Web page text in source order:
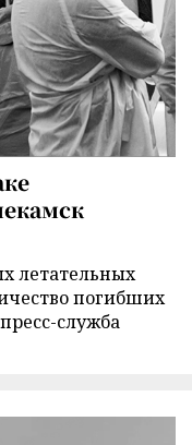
летательных
погибших
служба